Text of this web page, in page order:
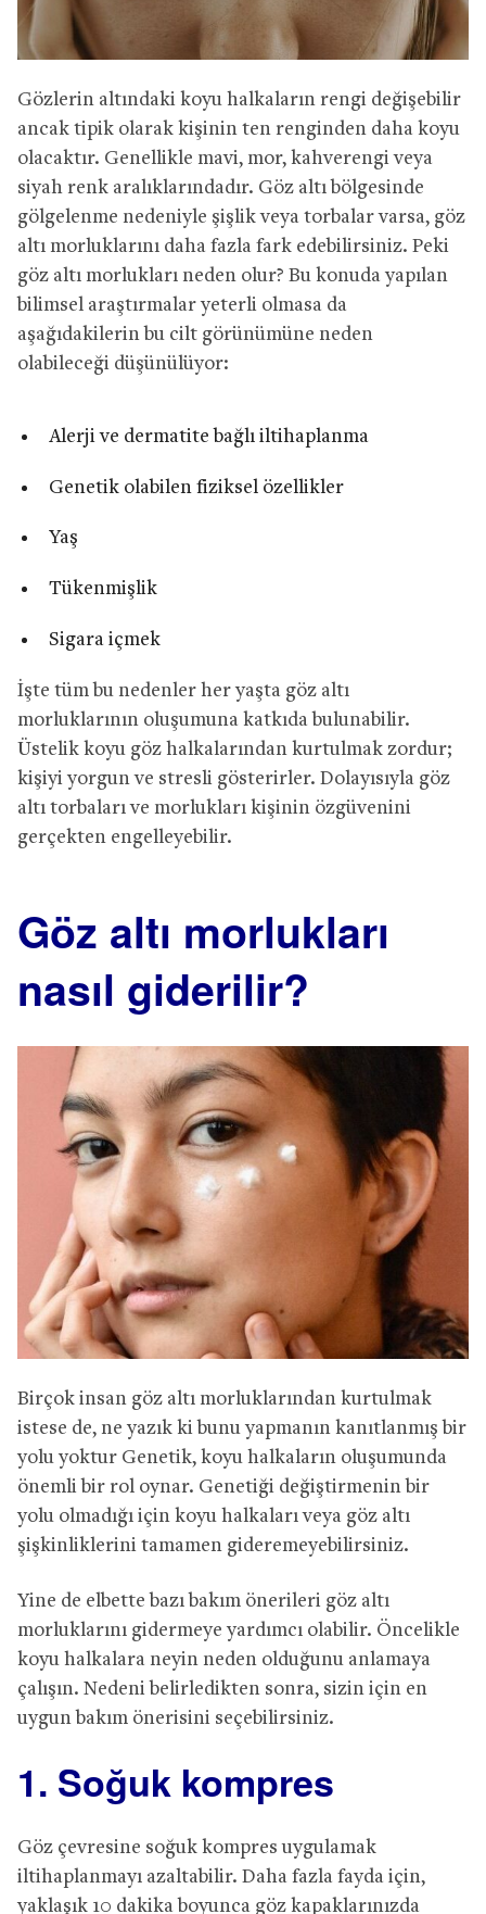
Gözlerin altındaki koyu halkaların rengi değişebilir
ancak tipik olarak kişinin ten renginden daha koyu
olacaktır. Genellikle mavi, mor, kahverengi veya
siyah renk aralıklarındadır. Göz altı bölgesinde
gölgelenme nedeniyle şişlik veya torbalar varsa, göz
altı morluklarını daha fazla fark edebilirsiniz. Peki
göz altı morlukları neden olur? Bu konuda yapılan
bilimsel araştırmalar yeterli olmasa da
aşağıdakilerin bu cilt görünümüne neden
olabileceği düşünülüyor:
Alerji ve dermatite bağlı iltihaplanma
Genetik olabilen fiziksel özellikler
Yaş
Tükenmişlik
Sigara içmek
İşte tüm bu nedenler her yaşta göz altı
morluklarının oluşumuna katkıda bulunabilir.
Üstelik koyu göz halkalarından kurtulmak zordur;
kişiyi yorgun ve stresli gösterirler. Dolayısıyla göz
altı torbaları ve morlukları kişinin özgüvenini
gerçekten engelleyebilir.
Göz altı morlukları
nasıl giderilir?
Birçok insan göz altı morluklarından kurtulmak
istese de, ne yazık ki bunu yapmanın kanıtlanmış bir
yolu yoktur Genetik, koyu halkaların oluşumunda
önemli bir rol oynar. Genetiği değiştirmenin bir
yolu olmadığı için koyu halkaları veya göz altı
şişkinliklerini tamamen gideremeyebilirsiniz.
Yine de elbette bazı bakım önerileri göz altı
morluklarını gidermeye yardımcı olabilir. Öncelikle
koyu halkalara neyin neden olduğunu anlamaya
çalışın. Nedeni belirledikten sonra, sizin için en
uygun bakım önerisini seçebilirsiniz.
1. Soğuk kompres
Göz çevresine soğuk kompres uygulamak
iltihaplanmayı azaltabilir. Daha fazla fayda için,
yaklaşık 10 dakika boyunca göz kapaklarınızda